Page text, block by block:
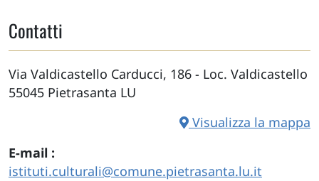
Contatti
Via Valdicastello Carducci, 186 - Loc. Valdicastello
55045 Pietrasanta LU
Visualizza la mappa
E-mail
istituti.culturali@comune.pietrasanta.lu.it